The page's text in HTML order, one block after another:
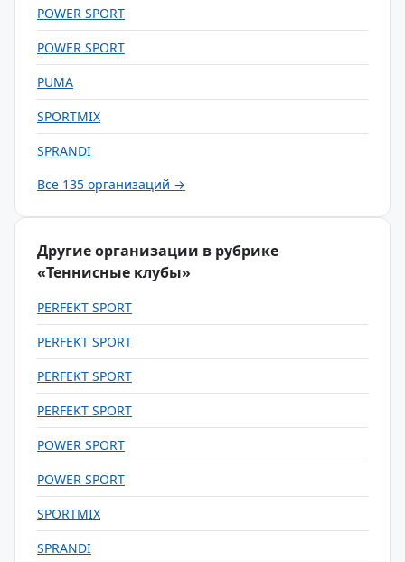
POWER SPORT
POWER SPORT
PUMA
SPORTMIX
SPRANDI
Все 135 организаций →
Другие организации в рубрике
«Теннисные клубы»
PERFEKT SPORT
PERFEKT SPORT
PERFEKT SPORT
PERFEKT SPORT
POWER SPORT
POWER SPORT
SPORTMIX
SPRANDI